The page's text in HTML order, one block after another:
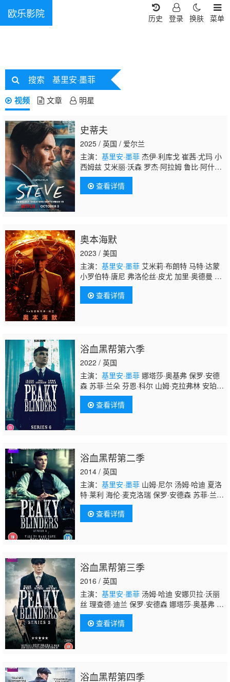
欧乐影院 菜单
换肤
登录
历史
搜索 基里安·墨菲
视频 文章 明星
史蒂夫
2025 / 英国 / 爱尔兰
主演： 基里安·墨菲杰伊·利库戈 崔茜·尤玛 小
西姆兹 艾米丽·沃森 罗杰·阿拉姆 鲁比·阿什伯
恩·瑟金斯 本·劳埃德-休斯 道格·麦克梅金 优素
福·凯尔科尔 马库斯·加维 普莉安卡·伯福
德 Charles Beaven 阿拉洛因·奥舒雷
查看详情
奥本海默
2023 / 美国
主演： 基里安·墨菲艾米莉·布朗特 马特·达蒙
小罗伯特·唐尼 弗洛伦丝·皮尤 加里·奥德曼 拉
米·马雷克 卡西·阿弗莱克 肯尼思·布拉纳 戴恩·
德哈恩 乔什·哈奈特 阿尔登·埃伦瑞奇 杰克·奎
德 大卫·达斯马齐连 詹姆斯·达西 本·萨弗迪 亚
恩 托尼·戈德温 斯科特·
查看详情
浴血黑帮第六季
2022 / 英国
主演： 基里安·墨菲娜塔莎·奥基弗 保罗·安德
森 苏菲·兰朵 芬恩·科尔 山姆·克拉弗林 安珀·
安德森 詹姆斯·弗兰切威勒 安雅·泰勒-乔伊 汤
姆·哈迪 凯特·菲利普斯 奈德·丹内利 派克·
李 海伦·麦克洛瑞 康拉德·汗 斯蒂芬·格拉汉
Best 格里高利·菲托西 阿萨德·包伯 约翰·戈尔
曼 达拉·奥图尔 西蒙·万 娜奥米·杨 比利·詹金
斯 欧拉·麦克唐纳 卡勒姆·布
查看详情
浴血黑帮第二季
2014 / 英国
主演： 基里安·墨菲山姆·尼尔 汤姆·哈迪 夏洛
特·莱利 海伦·麦克洛瑞 保罗·安德森 苏菲·兰
朵 艾米-费欧‧爱德华兹 乔什·奥康纳 安娜贝
拉·沃丽丝 乔·科尔 托尼·皮茨 哈利·克登 西蒙
妮·柯比 罗里·基南 丹尼尔·弗恩 奈德·丹内
Vaughan
查看详情
浴血黑帮第三季
2016 / 英国
主演： 基里安·墨菲汤姆·哈迪 安娜贝拉·沃丽
丝 理查德·迪兰 保罗·安德森 娜塔莎·奥基弗 奈
德·丹内利 芬恩·科尔 乔·科尔
查看详情
浴血黑帮第四季